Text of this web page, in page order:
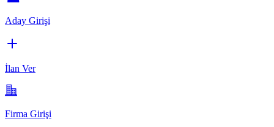
Aday Girişi
İlan Ver
Firma Girişi